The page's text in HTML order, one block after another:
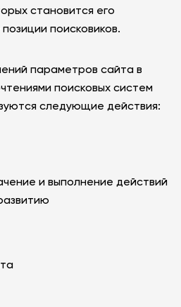
становится его
поисковиков.
параметров сайта в
поисковых систем
следующие действия:
и выполнение действий